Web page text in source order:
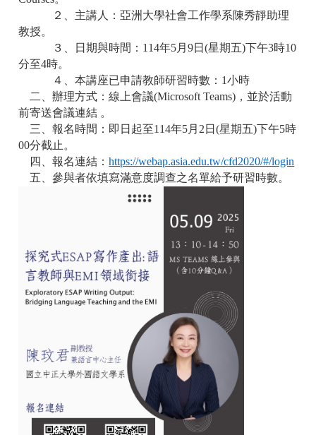
２、主講人：亞洲大學社會工作學系陳秀靜助理
教授。
３、日期與時間： 114年5月9日(星期五)下午3時10
分至4時。
４、本講座已申請教師研習時數： 1小時
二、辦理方式：線上會議(Microsoft Teams) ，並於活動
前寄送會議連結 。
三、報名時間：即日起至114年5月 2 日(星期五)下午5時
00分截止。
四、報名連結：https://webap.asia.edu.tw/cfd2020/#/login
五、參與者依填寫滿意度調查之名單給予研習時數。